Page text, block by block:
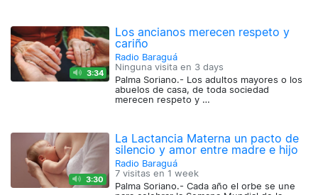
3:34
Los ancianos merecen respeto y
cariño
Radio Baraguá
Ninguna visita en 3 days
Palma Soriano.- Los adultos mayores o los
abuelos de casa, de toda sociedad
merecen respeto y …
3:30
La Lactancia Materna un pacto de
silencio y amor entre madre e hijo
Radio Baraguá
7 visitas en 1 week
Palma Soriano.- Cada año el orbe se une